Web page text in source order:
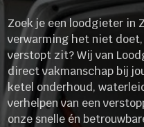
Zoek je een loodgieter in
verwarming het niet
verstopt zit? Wij van
direct vakmanschap bij
ketel onderhoud,
verhelpen van een
onze snelle én